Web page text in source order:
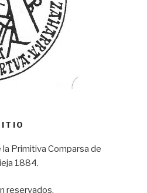
Primitiva Comparsa de
1884.
reservados.